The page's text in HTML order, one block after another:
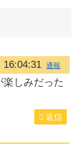
16:04:31 通報
しみだった
返信